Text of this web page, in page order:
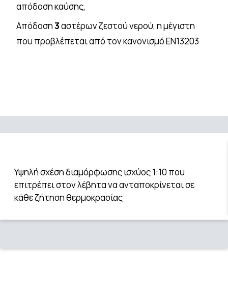
απόδοση καύσης,
Απόδοση3αστέρων ζεστού νερού, η μέγιστη
που προβλέπεται από τον κανονισμό ΕΝ13203
Υψηλή σχέση διαμόρφωσης ισχύος 1:10 που
επιτρέπει στον λέβητα να ανταποκρίνεται σε
κάθε ζήτηση θερμοκρασίας